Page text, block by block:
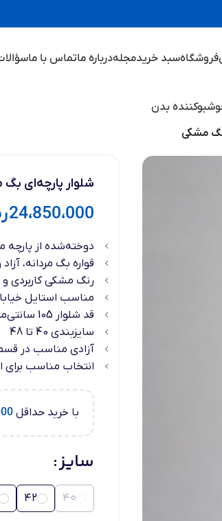
فروشگاهسبد خریدمجلهدرباره ماتماس با ما
بدن
مشکی
شلوار پارچه‌ای بگ
24،850،000
دوخته‌شده از پارچه
قواره بگ مردانه،
رنگ مشکی
مناسب استایل
قد شلوار 105 سانتی‌متر
سایزبندی 40 تا 48
آزادی مناسب در
انتخاب مناسب برای
با خرید حداقل
سایز
40
42